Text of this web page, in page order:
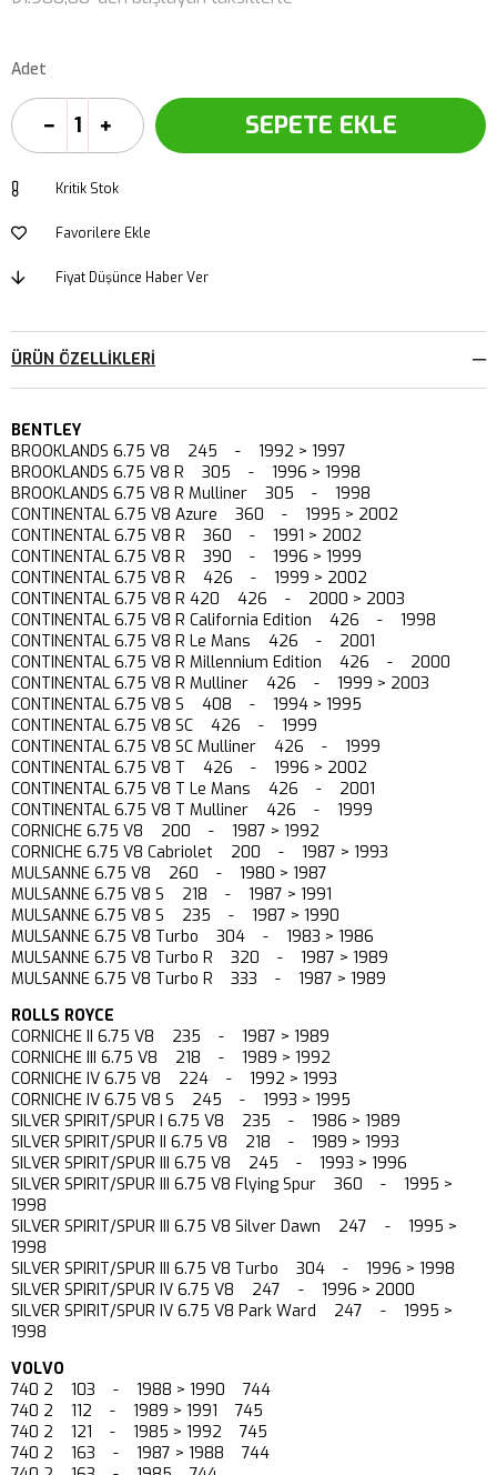
Adet
Kritik Stok
Favorilere Ekle
Fiyat Düşünce Haber Ver
ÜRÜN ÖZELLIKLERI
BENTLEY
BROOKLANDS 6.75 V8 245 - 1992 > 1997
BROOKLANDS 6.75 V8 R 305 - 1996 > 1998
BROOKLANDS 6.75 V8 R Mulliner 305 - 1998
CONTINENTAL 6.75 V8 Azure 360 - 1995 > 2002
CONTINENTAL 6.75 V8 R 360 - 1991 > 2002
CONTINENTAL 6.75 V8 R 390 - 1996 > 1999
CONTINENTAL 6.75 V8 R 426 - 1999 > 2002
CONTINENTAL 6.75 V8 R 420 426 - 2000 > 2003
CONTINENTAL 6.75 V8 R California Edition 426 - 1998
CONTINENTAL 6.75 V8 R Le Mans 426 - 2001
CONTINENTAL 6.75 V8 R Millennium Edition 426 - 2000
CONTINENTAL 6.75 V8 R Mulliner 426 - 1999 > 2003
CONTINENTAL 6.75 V8 S 408 - 1994 > 1995
CONTINENTAL 6.75 V8 SC 426 - 1999
CONTINENTAL 6.75 V8 SC Mulliner 426 - 1999
CONTINENTAL 6.75 V8 T 426 - 1996 > 2002
CONTINENTAL 6.75 V8 T Le Mans 426 - 2001
CONTINENTAL 6.75 V8 T Mulliner 426 - 1999
CORNICHE 6.75 V8 200 - 1987 > 1992
CORNICHE 6.75 V8 Cabriolet 200 - 1987 > 1993
MULSANNE 6.75 V8 260 - 1980 > 1987
MULSANNE 6.75 V8 S 218 - 1987 > 1991
MULSANNE 6.75 V8 S 235 - 1987 > 1990
MULSANNE 6.75 V8 Turbo 304 - 1983 > 1986
MULSANNE 6.75 V8 Turbo R 320 - 1987 > 1989
MULSANNE 6.75 V8 Turbo R 333 - 1987 > 1989
ROLLS ROYCE
CORNICHE II 6.75 V8 235 - 1987 > 1989
CORNICHE III 6.75 V8 218 - 1989 > 1992
CORNICHE IV 6.75 V8 224 - 1992 > 1993
CORNICHE IV 6.75 V8 S 245 - 1993 > 1995
SILVER SPIRIT/SPUR I 6.75 V8 235 - 1986 > 1989
SILVER SPIRIT/SPUR II 6.75 V8 218 - 1989 > 1993
SILVER SPIRIT/SPUR III 6.75 V8 245 - 1993 > 1996
SILVER SPIRIT/SPUR III 6.75 V8 Flying Spur 360 - 1995 >
1998
SILVER SPIRIT/SPUR III 6.75 V8 Silver Dawn 247 - 1995 >
1998
SILVER SPIRIT/SPUR III 6.75 V8 Turbo 304 - 1996 > 1998
SILVER SPIRIT/SPUR IV 6.75 V8 247 - 1996 > 2000
SILVER SPIRIT/SPUR IV 6.75 V8 Park Ward 247 - 1995 >
1998
VOLVO
740 2 103 - 1988 > 1990 744
740 2 112 - 1989 > 1991 745
740 2 121 - 1985 > 1992 745
740 2 163 - 1987 > 1988 744